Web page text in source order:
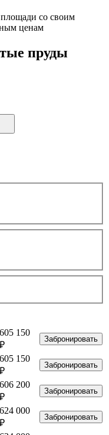
со своим
ценам
пруды
605 150
₽
Забронировать
605 150
₽
Забронировать
606 200
₽
Забронировать
624 000
₽
Забронировать